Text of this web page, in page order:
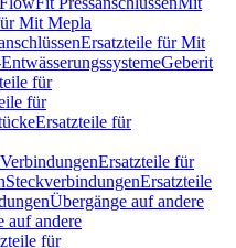
Mit Mepla
Ersatzteile für Mit
Geberit
für
für
Ersatzteile für
VerbindungenErsatzteile für
SteckverbindungenErsatzteile
Übergänge auf andere
auf andere
für